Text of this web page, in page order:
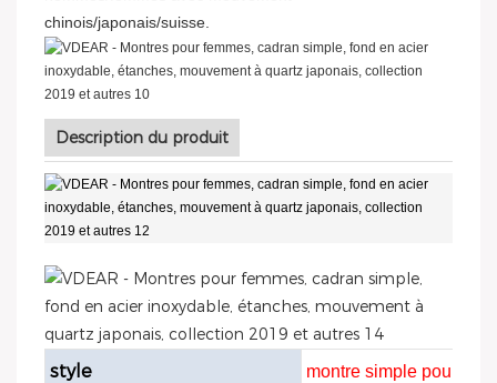
chinois/japonais/suisse.
Description du produit
style montre simple pour